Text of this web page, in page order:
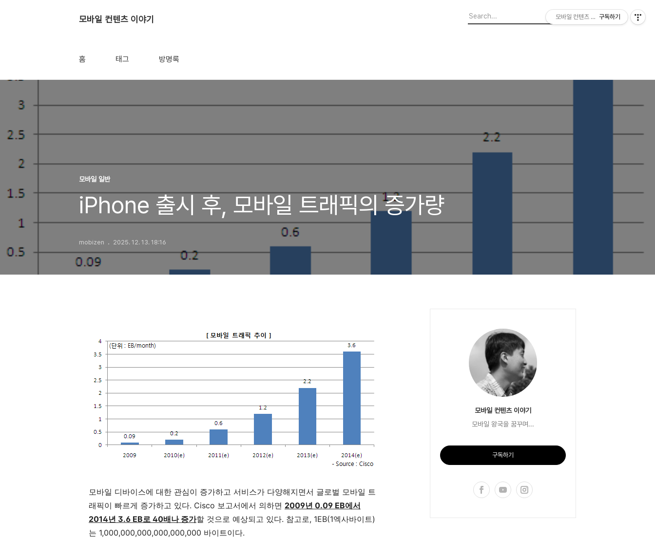
모바일 컨텐츠 이야기
홈 태그 방명록
모바일 일반
iPhone 출시 후, 모바일 트래픽의 증가량
mobizen 2025. 12. 13. 18:16
모바일 디바이스에 대한 관심이 증가하고 서비스가 다양해지면서 글로벌 모바일 트
래픽이 빠르게 증가하고 있다. Cisco 보고서에서 의하면 2009년 0.09 EB에서
2014년 3.6 EB로 40배나 증가할 것으로 예상되고 있다. 참고로, 1EB(1엑사바이트)
는 1,000,000,000,000,000,000 바이트이다.
모바일 컨텐츠 이야기
모바일 왕국을 꿈꾸며...
구독하기
모바일 컨텐츠 이야기구독하기